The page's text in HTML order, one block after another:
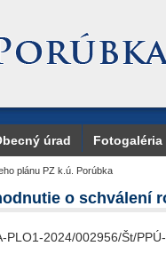
úrad Fotogaléria
plánu PZ k.ú. Porúbka
o schválení
PLO1-2024/002956/Št/